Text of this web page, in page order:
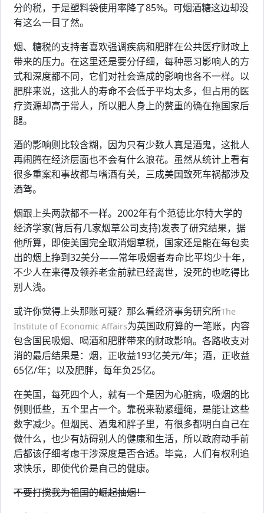
分的税，于是塑料袋使用率降了85%。可烟酒糖这边却没
有这么一目了然。
烟、糖税的支持者喜欢强调疾病和肥胖在公共医疗财政上
带来的压力。在这里还是要分仔细，每种恶习影响人的方
式和深度都不同，它们对社会造成的影响也各不一样。以
肥胖来说，这批人的寿命不会低于平均太多，但占用的医
疗资源却高于常人，所以肥人身上的赘重的确在拖国家后
腿。
酒的影响则比较含糊，因为只有少数人真是酒鬼，这批人
再闹腾在经济层面也不会有什么浪花。虽然从统计上看有
很多重案和事故都与嗜酒有关，三成美国致死车祸都涉及
酒驾。
烟跟上头两款都不一样。2002年有个范德比尔特大学的
经济学家(背后有几家烟草公司支持)发表了研究结果，据
他所算，即使美国完全取消烟草税，国家还是能在每包卖
出的烟上挣到32美分——常年吸烟者寿命比平均少十年，
不少人在来得及领养老金前就已经离世，没死的也吃得比
别人浅。
或许你觉得上头那账可疑？那么看经济事务研究所The
Institute of Economic Affairs为英国政府算的一笔账，内容
包含国民吸烟、喝酒和肥胖带来的财政影响。各路收支对
消的最后结果是：烟，正收益193亿美元/年；酒，正收益
65亿/年；以及肥胖，每年负25亿。
在美国，每死四个人，就有一个是因为心脏病，吸烟的比
例则低些，五个里占一个。靠税来勒紧缰绳，是能让这些
数字减少。但烟民、酒鬼和胖子里，有很多都明白自己在
做什么，也少有妨碍别人的健康和生活，所以政府动手前
后都该仔细考虑干涉深度是否合适。毕竟，人们有权利追
求快乐，即使代价是自己的健康。
不要打搅我为祖国的崛起抽烟！